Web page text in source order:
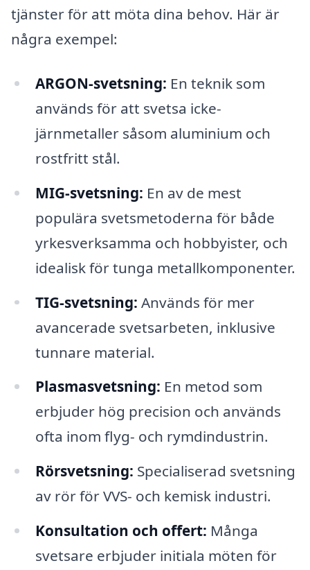
tjänster för att möta dina behov. Här är
några exempel:
ARGON-svetsning: En teknik som
används för att svetsa icke-
järnmetaller såsom aluminium och
rostfritt stål.
MIG-svetsning: En av de mest
populära svetsmetoderna för både
yrkesverksamma och hobbyister, och
idealisk för tunga metallkomponenter.
TIG-svetsning: Används för mer
avancerade svetsarbeten, inklusive
tunnare material.
Plasmasvetsning: En metod som
erbjuder hög precision och används
ofta inom flyg- och rymdindustrin.
Rörsvetsning: Specialiserad svetsning
av rör för VVS- och kemisk industri.
Konsultation och offert: Många
svetsare erbjuder initiala möten för